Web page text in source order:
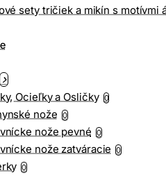
sety tričiek a mikín s motívmi
Ocieľky a Osličky 0
nože 0
nože pevné 0
nože zatváracie 0
0